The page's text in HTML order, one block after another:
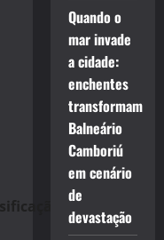
Quando o
mar invade
a cidade:
enchentes
transformam
Balneário
Camboriú
em cenário
de
devastação